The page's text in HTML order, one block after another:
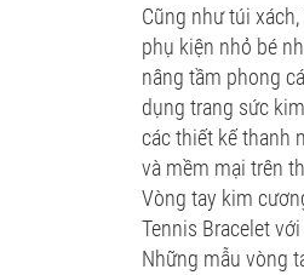
Cũng như túi
phụ kiện nhỏ bé
nâng tầm phong
dụng trang sức
các thiết kế thanh
và mềm mại trên
Vòng tay kim
Tennis Bracelet
Những mẫu vòng